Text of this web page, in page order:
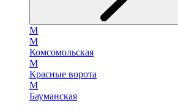
М
М
Комсомольская
М
Красные ворота
М
Бауманская